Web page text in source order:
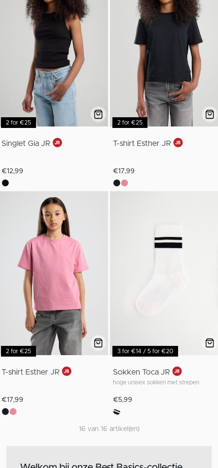
2 for €25
Singlet Gia JR
€12,99
2 for €25
T-shirt Esther JR
€17,99
2 for €25
T-shirt Esther JR
€17,99
3 for €14 / 5 for €20
Sokken Toca JR
hoge unisex sokken met strepen
€5,99
16 van 16 artikel(en)